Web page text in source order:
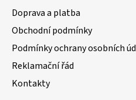
Doprava a platba
Obchodní podmínky
Podmínky ochrany osobních
Reklamační řád
Kontakty